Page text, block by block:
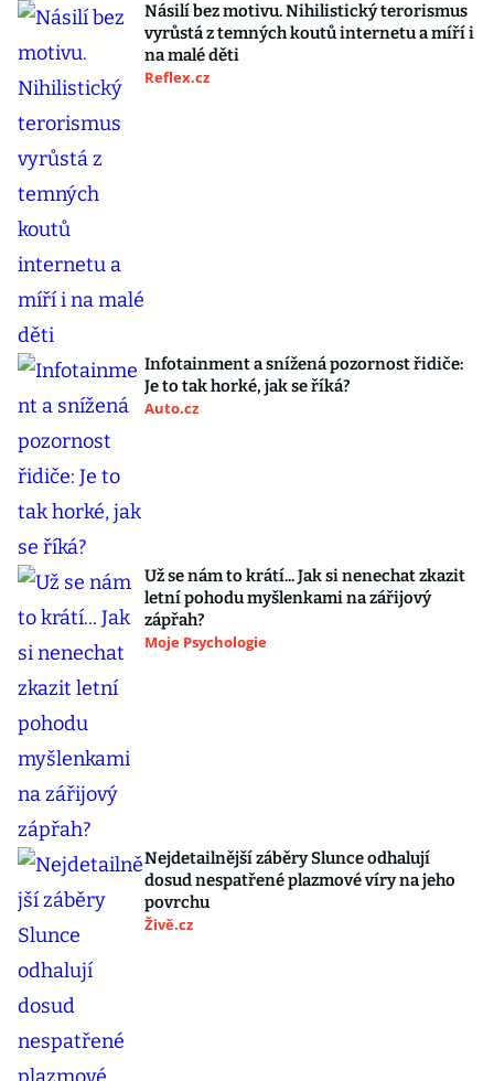
Násilí bez motivu. Nihilistický terorismus
vyrůstá z temných koutů internetu a míří i
na malé děti
Reflex.cz
Infotainment a snížená pozornost řidiče:
Je to tak horké, jak se říká?
Auto.cz
Už se nám to krátí... Jak si nenechat zkazit
letní pohodu myšlenkami na zářijový
zápřah?
Moje Psychologie
Nejdetailnější záběry Slunce odhalují
dosud nespatřené plazmové víry na jeho
povrchu
Živě.cz